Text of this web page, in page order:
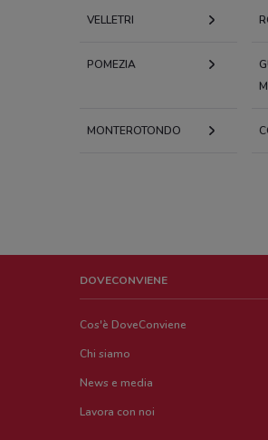
VELLETRI
POMEZIA
MONTEROTONDO
DOVECONVIENE
Cos'è DoveConviene
Chi siamo
News e media
Lavora con noi